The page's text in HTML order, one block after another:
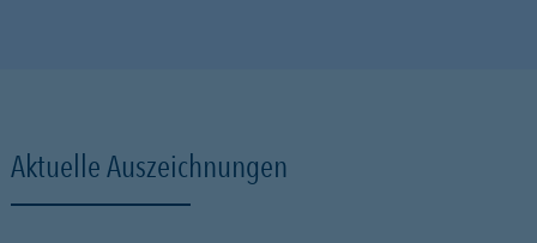
Aktuelle Auszeichnungen